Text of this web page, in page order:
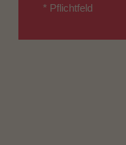
* Pflichtfeld